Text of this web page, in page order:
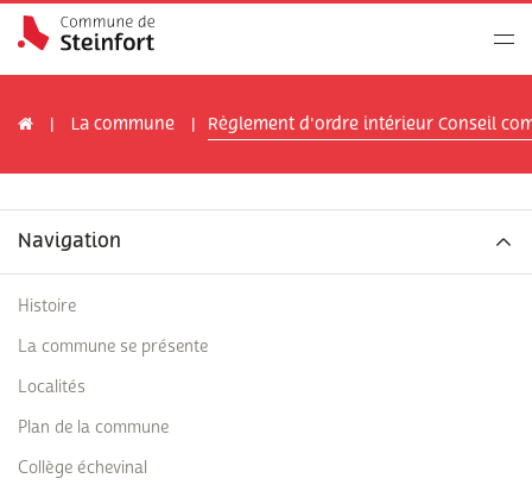
La commune Règlement d'ordre intérieur Conseil
Navigation
Histoire
La commune se présente
Localités
Plan de la commune
Collège échevinal